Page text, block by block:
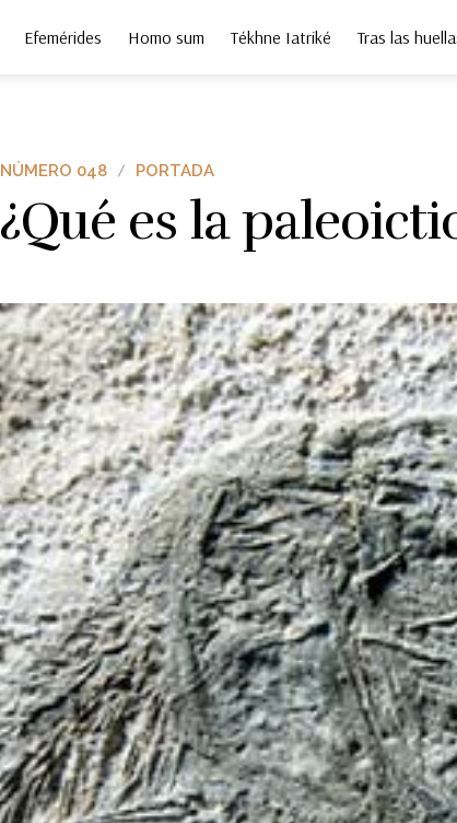
Efemérides Homo sum Tékhne Iatriké Tras las
NÚMERO 048 PORTADA
¿Qué es la